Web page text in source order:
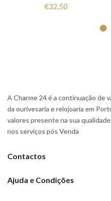
€32,50
A Charme 24 é a continuação de
da ourivesaria e relojoaria em
valores presente na sua
nos serviços pós Venda
Contactos
Ajuda e Condições